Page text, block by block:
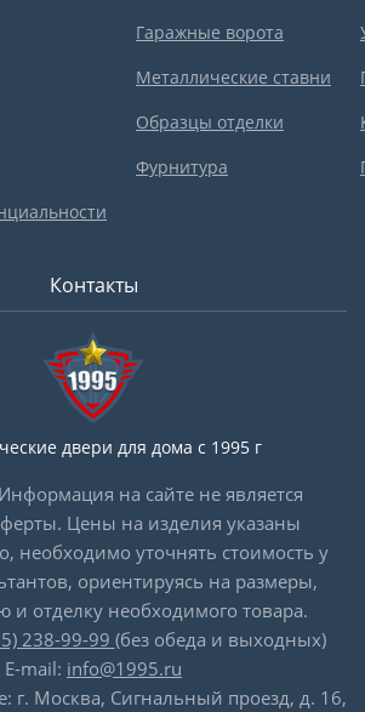
Гаражные ворота
Металлические ставни
Образцы отделки
Фурнитура
Контакты
двери для дома с 1995 г
на сайте не является
Цены на изделия указаны
необходимо уточнять стоимость у
ориентируясь на размеры,
и отделку необходимого товара.
238-99-99 (без обеда и выходных)
E-mail: info@1995.ru
г. Москва, Сигнальный проезд, д. 16,